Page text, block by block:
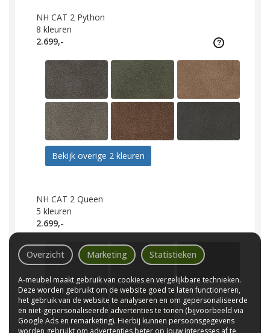
NH CAT 2 Python
8 kleuren
2.699,-
Bekijk overige 2 kleuren
NH CAT 2 Queen
5 kleuren
2.699,-
Overzicht Marketing Statistieken
A-meubel maakt gebruik van cookies en vergelijkbare technieken.
Deze worden gebruikt om de website goed te laten functioneren,
het gebruik van de website te analyseren en om gepersonaliseerde
en niet-gepersonaliseerde advertenties te tonen (bijvoorbeeld via
Google Ads en remarketing). Hierbij kunnen persoonsgegevens
worden gebruikt om advertenties beter op jouw interesses af te